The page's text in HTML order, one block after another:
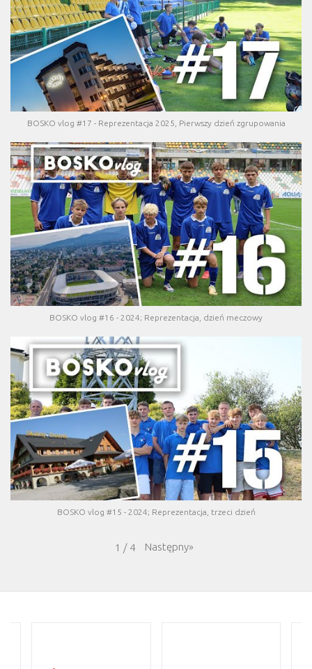
BOSKO vlog #17 - Reprezentacja 2025, Pierwszy dzień zgrupowania
BOSKO vlog #16 - 2024; Reprezentacja, dzień meczowy
BOSKO vlog #15 - 2024; Reprezentacja, trzeci dzień
1 / 4 Następny»